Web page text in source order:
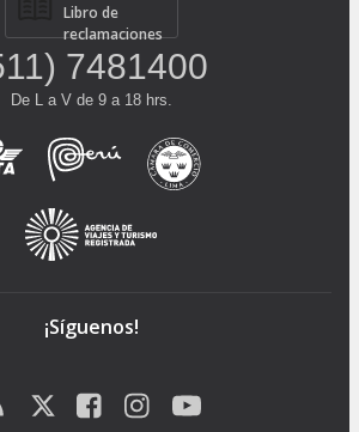
Libro de
reclamaciones
7481400
De L a V de 9 a 18 hrs.
¡Síguenos!